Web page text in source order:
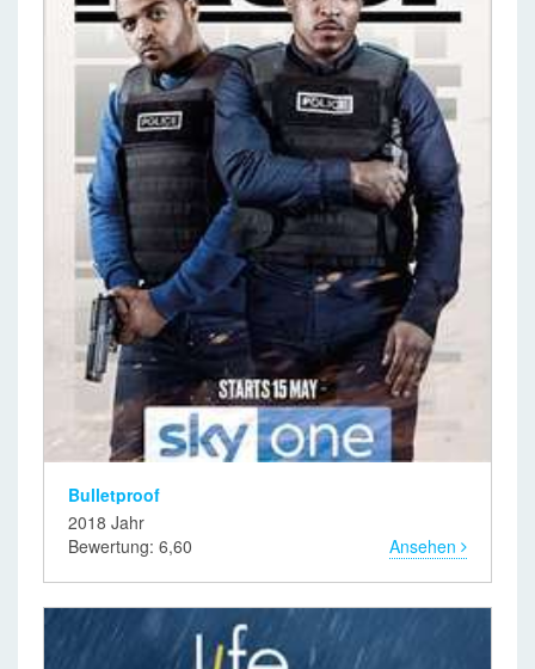
Bulletproof
2018 Jahr
Bewertung: 6,60
Ansehen